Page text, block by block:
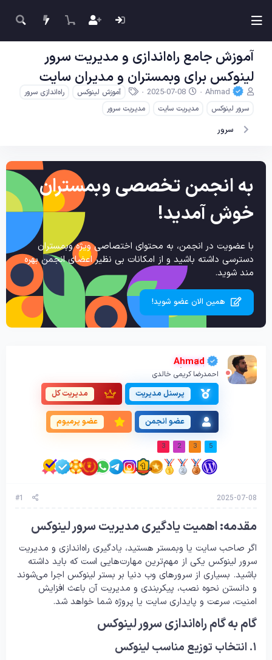
آموزش جامع راه‌اندازی و مدیریت سرور
لینوکس برای وبمستران و مدیران سایت
ن
ی
س
ن
ه
و
ض
ع
Ahmad
ت
ر
ر
2025-07-08
چ
ا
آموزش لینوکس
راه‌اندازی سرور
سرور لینوکس
مدیریت سایت مدیریت سرور
سرور
به انجمن تخصصی وبمستران
خوش آمدید!
با عضویت در انجمن، به محتوای اختصاصی ویژه وبمستران
دسترسی داشته باشید و از امکانات بی نظیر اعضای انجمن بهره
مند شوید.
همین الان عضو شوید!
Ahmad
احمدرضا کریمی خالدی
پرسنل مدیریت مدیریت کل
عضو انجمن عضو پرمیوم
5
3
2
3
2025-07-08
#1
مقدمه: اهمیت یادگیری مدیریت سرور لینوکس
اگر صاحب سایت یا وبمستر هستید، یادگیری راه‌اندازی و مدیریت
سرور لینوکس یکی از مهم‌ترین مهارت‌هایی است که باید داشته
باشید. بسیاری از سرورهای وب دنیا بر بستر لینوکس اجرا می‌شوند
و دانستن نحوه نصب، پیکربندی و مدیریت آن باعث افزایش
امنیت، سرعت و پایداری سایت یا پروژه شما خواهد شد.
گام به گام راه‌اندازی سرور لینوکس
۱. انتخاب توزیع مناسب لینوکس